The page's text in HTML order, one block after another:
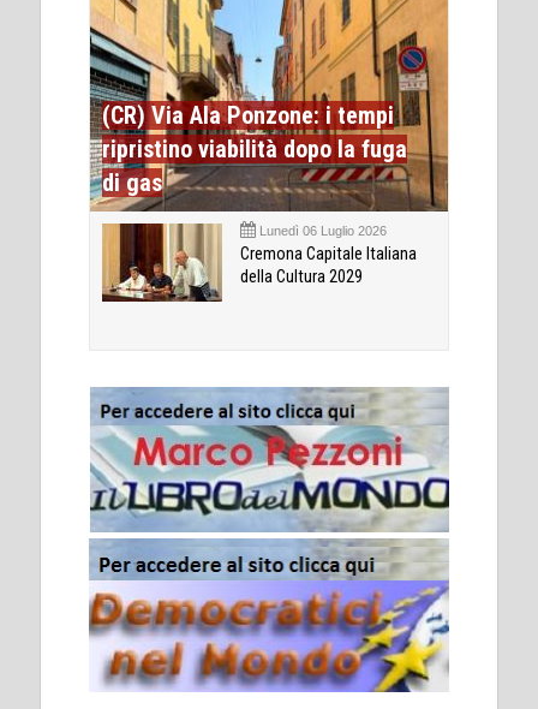
(CR) Via Ala Ponzone: i tempi
ripristino viabilità dopo la fuga
di gas
Lunedì 06 Luglio 2026
Cremona Capitale Italiana
della Cultura 2029